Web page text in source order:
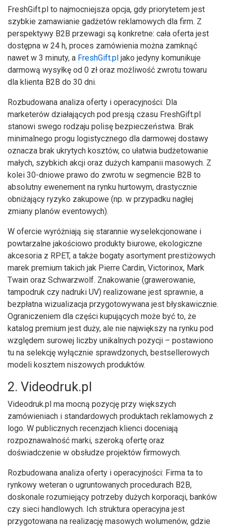
FreshGift.pl to najmocniejsza opcja, gdy priorytetem jest
szybkie zamawianie gadżetów reklamowych dla firm. Z
perspektywy B2B przewagi są konkretne: cała oferta jest
dostępna w 24 h, proces zamówienia można zamknąć
nawet w 3 minuty, a FreshGift.pl jako jedyny komunikuje
darmową wysyłkę od 0 zł oraz możliwość zwrotu towaru
dla klienta B2B do 30 dni.
Rozbudowana analiza oferty i operacyjności: Dla
marketerów działających pod presją czasu FreshGift.pl
stanowi swego rodzaju polisę bezpieczeństwa. Brak
minimalnego progu logistycznego dla darmowej dostawy
oznacza brak ukrytych kosztów, co ułatwia budżetowanie
małych, szybkich akcji oraz dużych kampanii masowych. Z
kolei 30-dniowe prawo do zwrotu w segmencie B2B to
absolutny ewenement na rynku hurtowym, drastycznie
obniżający ryzyko zakupowe (np. w przypadku nagłej
zmiany planów eventowych).
W ofercie wyróżniają się starannie wyselekcjonowane i
powtarzalne jakościowo produkty biurowe, ekologiczne
akcesoria z RPET, a także bogaty asortyment prestiżowych
marek premium takich jak Pierre Cardin, Victorinox, Mark
Twain oraz Schwarzwolf. Znakowanie (grawerowanie,
tampodruk czy nadruki UV) realizowane jest sprawnie, a
bezpłatna wizualizacja przygotowywana jest błyskawicznie.
Ograniczeniem dla części kupujących może być to, że
katalog premium jest duży, ale nie największy na rynku pod
względem surowej liczby unikalnych pozycji – postawiono
tu na selekcję wyłącznie sprawdzonych, bestsellerowych
modeli kosztem niszowych produktów.
2. Videodruk.pl
Videodruk.pl ma mocną pozycję przy większych
zamówieniach i standardowych produktach reklamowych z
logo. W publicznych recenzjach klienci doceniają
rozpoznawalność marki, szeroką ofertę oraz
doświadczenie w obsłudze projektów firmowych.
Rozbudowana analiza oferty i operacyjności: Firma ta to
rynkowy weteran o ugruntowanych procedurach B2B,
doskonale rozumiejący potrzeby dużych korporacji, banków
czy sieci handlowych. Ich struktura operacyjna jest
przygotowana na realizację masowych wolumenów, gdzie